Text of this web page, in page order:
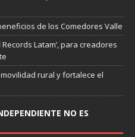
de los Comedores Valle
Latam’, para creadores
rural y fortalece el
NO ES